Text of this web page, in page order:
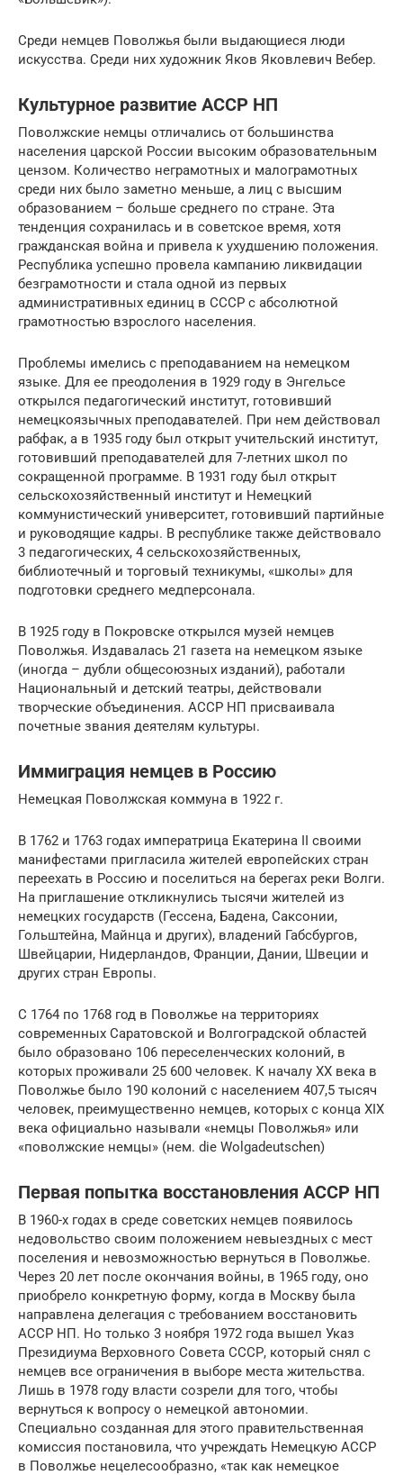
Среди немцев Поволжья были выдающиеся люди
искусства. Среди них художник Яков Яковлевич Вебер.
Культурное развитие АССР НП
Поволжские немцы отличались от большинства
населения царской России высоким образовательным
цензом. Количество неграмотных и малограмотных
среди них было заметно меньше, а лиц с высшим
образованием – больше среднего по стране. Эта
тенденция сохранилась и в советское время, хотя
гражданская война и привела к ухудшению положения.
Республика успешно провела кампанию ликвидации
безграмотности и стала одной из первых
административных единиц в СССР с абсолютной
грамотностью взрослого населения.
Проблемы имелись с преподаванием на немецком
языке. Для ее преодоления в 1929 году в Энгельсе
открылся педагогический институт, готовивший
немецкоязычных преподавателей. При нем действовал
рабфак, а в 1935 году был открыт учительский институт,
готовивший преподавателей для 7-летних школ по
сокращенной программе. В 1931 году был открыт
сельскохозяйственный институт и Немецкий
коммунистический университет, готовивший партийные
и руководящие кадры. В республике также действовало
3 педагогических, 4 сельскохозяйственных,
библиотечный и торговый техникумы, «школы» для
подготовки среднего медперсонала.
В 1925 году в Покровске открылся музей немцев
Поволжья. Издавалась 21 газета на немецком языке
(иногда – дубли общесоюзных изданий), работали
Национальный и детский театры, действовали
творческие объединения. АССР НП присваивала
почетные звания деятелям культуры.
Иммиграция немцев в Россию
Немецкая Поволжская коммуна в 1922 г.
В 1762 и 1763 годах императрица Екатерина II своими
манифестами пригласила жителей европейских стран
переехать в Россию и поселиться на берегах реки Волги.
На приглашение откликнулись тысячи жителей из
немецких государств (Гессена, Бадена, Саксонии,
Гольштейна, Майнца и других), владений Габсбургов,
Швейцарии, Нидерландов, Франции, Дании, Швеции и
других стран Европы.
С 1764 по 1768 год в Поволжье на территориях
современных Саратовской и Волгоградской областей
было образовано 106 переселенческих колоний, в
которых проживали 25 600 человек. К началу XX века в
Поволжье было 190 колоний с населением 407,5 тысяч
человек, преимущественно немцев, которых с конца XIX
века официально называли «немцы Поволжья» или
«поволжские немцы» (нем. die Wolgadeutschen)
Первая попытка восстановления АССР НП
В 1960-х годах в среде советских немцев появилось
недовольство своим положением невыездных с мест
поселения и невозможностью вернуться в Поволжье.
Через 20 лет после окончания войны, в 1965 году, оно
приобрело конкретную форму, когда в Москву была
направлена делегация с требованием восстановить
АССР НП. Но только 3 ноября 1972 года вышел Указ
Президиума Верховного Совета СССР, который снял с
немцев все ограничения в выборе места жительства.
Лишь в 1978 году власти созрели для того, чтобы
вернуться к вопросу о немецкой автономии.
Специально созданная для этого правительственная
комиссия постановила, что учреждать Немецкую АССР
в Поволжье нецелесообразно, «так как немецкое